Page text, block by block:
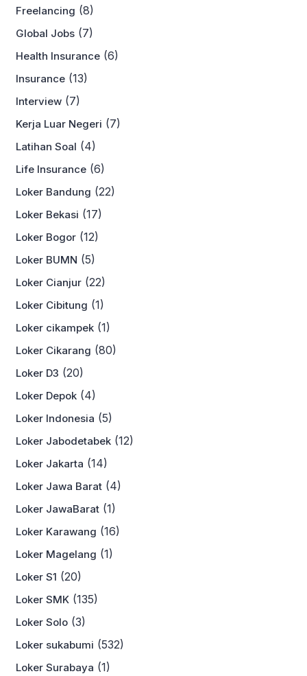
Freelancing (8)
Global Jobs (7)
Health Insurance (6)
Insurance (13)
Interview (7)
Kerja Luar Negeri (7)
Latihan Soal (4)
Life Insurance (6)
Loker Bandung (22)
Loker Bekasi (17)
Loker Bogor (12)
Loker BUMN (5)
Loker Cianjur (22)
Loker Cibitung (1)
Loker cikampek (1)
Loker Cikarang (80)
Loker D3 (20)
Loker Depok (4)
Loker Indonesia (5)
Loker Jabodetabek (12)
Loker Jakarta (14)
Loker Jawa Barat (4)
Loker JawaBarat (1)
Loker Karawang (16)
Loker Magelang (1)
Loker S1 (20)
Loker SMK (135)
Loker Solo (3)
Loker sukabumi (532)
Loker Surabaya (1)